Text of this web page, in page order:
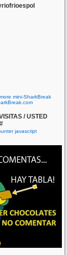
mini-SharkBreak
/ USTED